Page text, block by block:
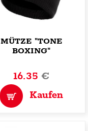
MÜTZE "TONE
BOXING"
16.35€
Kaufen